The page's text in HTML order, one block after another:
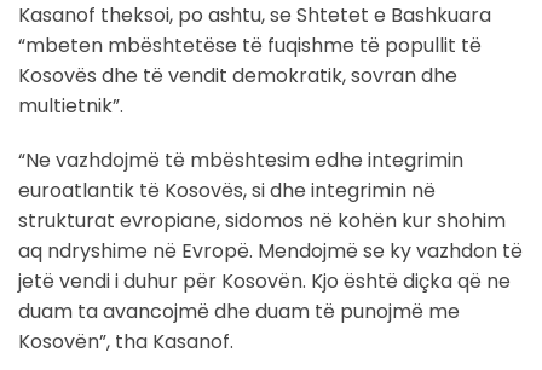
Kasanof theksoi, po ashtu, se Shtetet e Bashkuara
“mbeten mbështetëse të fuqishme të popullit të
Kosovës dhe të vendit demokratik, sovran dhe
multietnik”.
“Ne vazhdojmë të mbështesim edhe integrimin
euroatlantik të Kosovës, si dhe integrimin në
strukturat evropiane, sidomos në kohën kur shohim
aq ndryshime në Evropë. Mendojmë se ky vazhdon të
jetë vendi i duhur për Kosovën. Kjo është diçka që ne
duam ta avancojmë dhe duam të punojmë me
Kosovën”, tha Kasanof.